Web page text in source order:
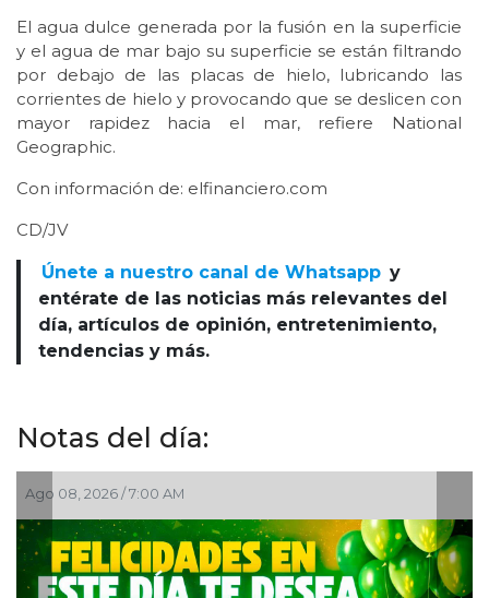
El agua dulce generada por la fusión en la superficie
y el agua de mar bajo su superficie se están filtrando
por debajo de las placas de hielo, lubricando las
corrientes de hielo y provocando que se deslicen con
mayor rapidez hacia el mar, refiere National
Geographic.
Con información de: elfinanciero.com
CD/JV
Únete a nuestro canal de Whatsapp y
entérate de las noticias más relevantes del
día, artículos de opinión, entretenimiento,
tendencias y más.
Notas del día:
Ago 07, 2026 / 11:44 PM